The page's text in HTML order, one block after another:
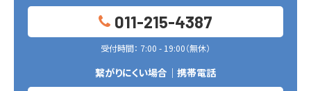
011-215-4387
受付時間： 7:00 - 19:00（無休）
繋がりにくい場合｜携帯電話